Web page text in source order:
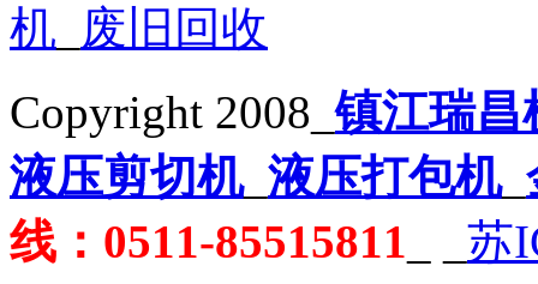
机 废旧回收
Copyright 2008_镇江瑞昌
液压剪切机_ 液压打包机_
线：0511-85515811
苏